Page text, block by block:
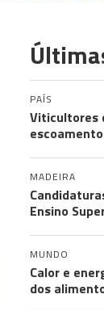
PAÍS
Viticultores
MADEIRA
Ensino
MUNDO
Calor e
dos